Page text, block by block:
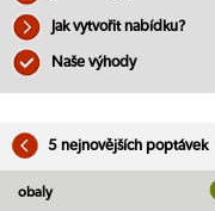
Jak vytvořit nabídku?
Naše výhody
5 nejnovějších poptávek
obaly